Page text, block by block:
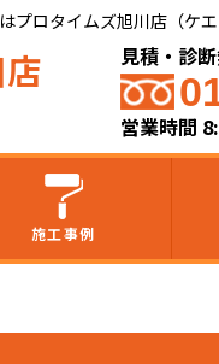
ロタイムズ旭川店（ケエ
見積・診
営業時間
施工事例